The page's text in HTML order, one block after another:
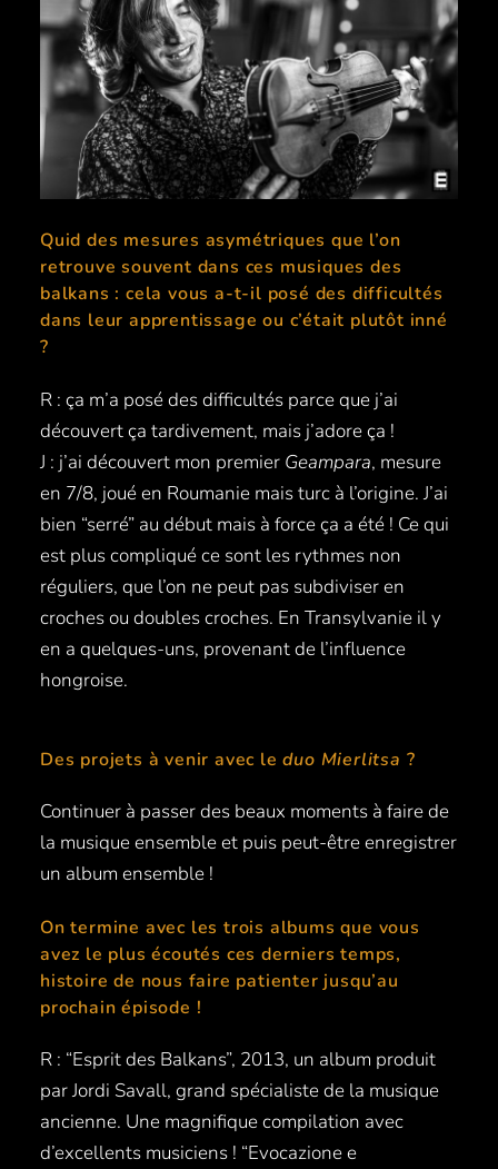
Quid des mesures asymétriques que l’on
retrouve souvent dans ces musiques des
balkans : cela vous a-t-il posé des difficultés
dans leur apprentissage ou c’était plutôt inné
?
R : ça m’a posé des difficultés parce que j’ai
découvert ça tardivement, mais j’adore ça !
J : j’ai découvert mon premier Geampara, mesure
en 7/8, joué en Roumanie mais turc à l’origine. J’ai
bien “serré” au début mais à force ça a été ! Ce qui
est plus compliqué ce sont les rythmes non
réguliers, que l’on ne peut pas subdiviser en
croches ou doubles croches. En Transylvanie il y
en a quelques-uns, provenant de l’influence
hongroise.
Des projets à venir avec leduo Mierlitsa ?
Continuer à passer des beaux moments à faire de
la musique ensemble et puis peut-être enregistrer
un album ensemble !
On termine avec les trois albums que vous
avez le plus écoutés ces derniers temps,
histoire de nous faire patienter jusqu’au
prochain épisode !
R : “Esprit des Balkans”, 2013, un album produit
par Jordi Savall, grand spécialiste de la musique
ancienne. Une magnifique compilation avec
d’excellents musiciens ! “Evocazione e